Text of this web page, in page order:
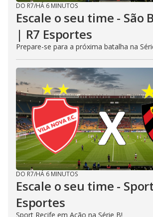
DO R7/HÁ 6 MINUTOS
Escale o seu time - São
| R7 Esportes
Prepare-se para a próxima batalha na
DO R7/HÁ 6 MINUTOS
Escale o seu time -
Esportes
Sport Recife em Ação na Série B!